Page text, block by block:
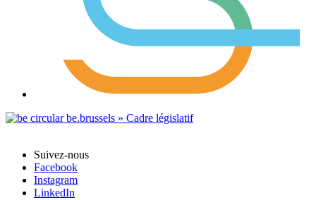
Suivez-nous
Facebook
Instagram
LinkedIn